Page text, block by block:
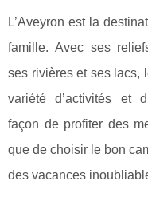
L’Aveyron est la
famille. Avec ses
ses rivières et ses lacs,
variété d’activités et
façon de profiter des
que de choisir le bon
des vacances